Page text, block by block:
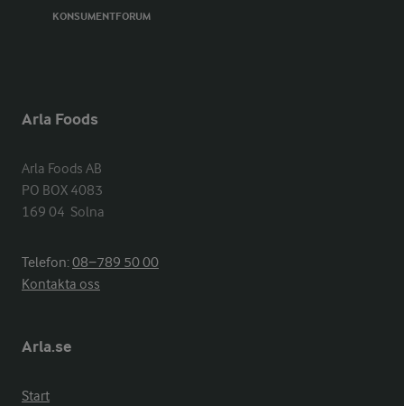
KONSUMENTFORUM
Arla Foods
Arla Foods AB
PO BOX 4083
169 04  Solna
Telefon:08−789 50 00
Kontakta oss
Arla.se
Start